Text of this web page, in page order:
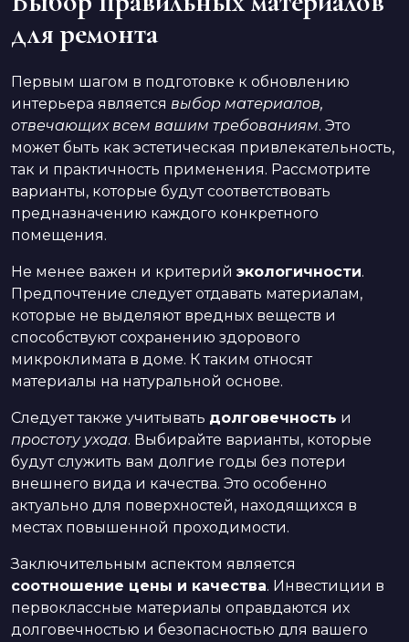
для ремонта
Первым шагом в подготовке к обновлению
интерьера является выбор материалов,
отвечающих всем вашим требованиям. Это
может быть как эстетическая привлекательность,
так и практичность применения. Рассмотрите
варианты, которые будут соответствовать
предназначению каждого конкретного
помещения.
Не менее важен и критерий экологичности.
Предпочтение следует отдавать материалам,
которые не выделяют вредных веществ и
способствуют сохранению здорового
микроклимата в доме. К таким относят
материалы на натуральной основе.
Следует также учитывать долговечность и
простоту ухода. Выбирайте варианты, которые
будут служить вам долгие годы без потери
внешнего вида и качества. Это особенно
актуально для поверхностей, находящихся в
местах повышенной проходимости.
Заключительным аспектом является
соотношение цены и качества. Инвестиции в
первоклассные материалы оправдаются их
долговечностью и безопасностью для вашего